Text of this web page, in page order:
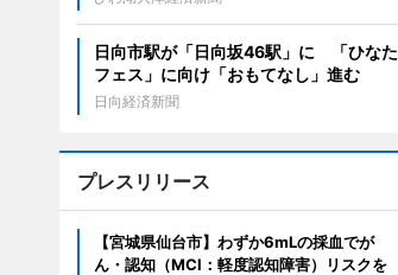
日向市駅が「日向坂46駅」に 「ひなた
フェス」に向け「おもてなし」進む
日向経済新聞
プレスリリース
【宮城県仙台市】わずか6mLの採血でが
ん・認知（MCI：軽度認知障害）リスクを